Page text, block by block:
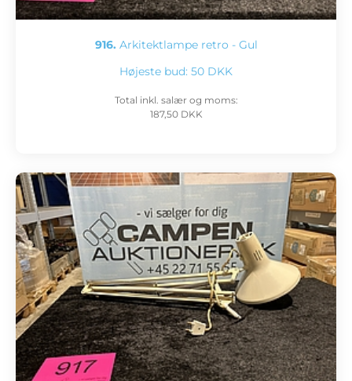
916. Arkitektlampe retro - Gul
Højeste bud: 50 DKK
Total inkl. salær og moms:
187,50 DKK